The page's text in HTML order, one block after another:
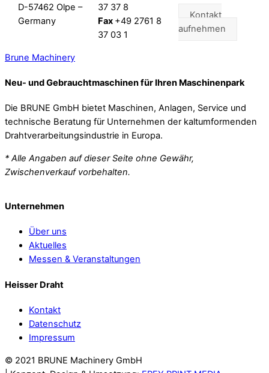
D-57462 Olpe –
Germany
37 37 8
Fax +49 2761 8
37 03 1
Kontakt
aufnehmen
Brune Machinery
Neu- und Gebrauchtmaschinen für Ihren Maschinenpark
Die BRUNE GmbH bietet Maschinen, Anlagen, Service und
technische Beratung für Unternehmen der kaltumformenden
Drahtverarbeitungsindustrie in Europa.
* Alle Angaben auf dieser Seite ohne Gewähr,
Zwischenverkauf vorbehalten.
Unternehmen
Über uns
Aktuelles
Messen & Veranstaltungen
Heisser Draht
Kontakt
Datenschutz
Impressum
© 2021 BRUNE Machinery GmbH